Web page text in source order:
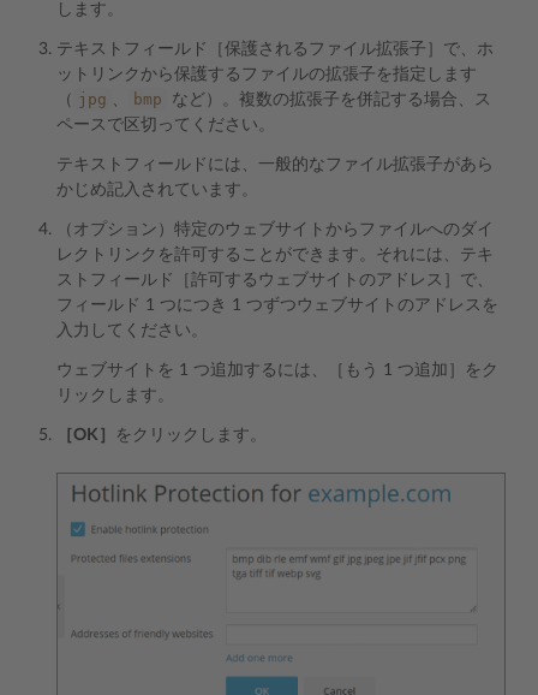
します。
テキストフィールド［保護されるファイル拡張子］で、ホ
ットリンクから保護するファイルの拡張子を指定します
（
jpg 、 bmp
など）。複数の拡張子を併記する場合、ス
ペースで区切ってください。
テキストフィールドには、一般的なファイル拡張子があら
かじめ記入されています。
（オプション）特定のウェブサイトからファイルへのダイ
レクトリンクを許可することができます。それには、テキ
ストフィールド［許可するウェブサイトのアドレス］で、
フィールド 1 つにつき 1 つずつウェブサイトのアドレスを
入力してください。
ウェブサイトを 1 つ追加するには、［もう 1 つ追加］をク
リックします。
［OK］ をクリックします。